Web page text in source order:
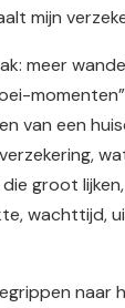
mijn
meer
van een
groot
wachttijd,